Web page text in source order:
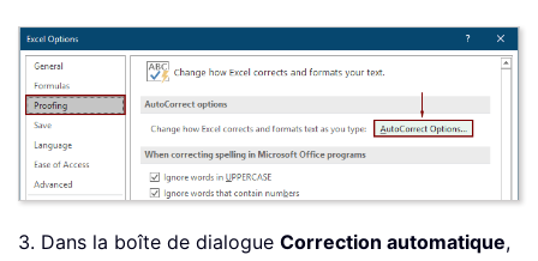
3. Dans la boîte de dialogue Correction automatique,